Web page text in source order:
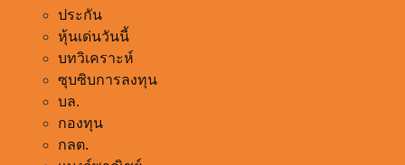
กกต.
รัฐสภา
SET-คลัง
บริษัทจดทะเบียน
ตลาดหลักทรัพย์
ประกัน
หุ้นเด่นวันนี้
บทวิเคราะห์